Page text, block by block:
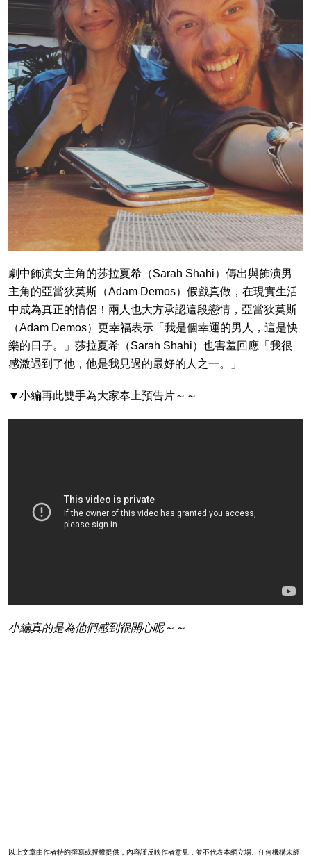
劇中飾演女主角的莎拉夏希（Sarah Shahi）傳出與飾演男
主角的亞當狄莫斯（Adam Demos）假戲真做，在現實生活
中成為真正的情侶！兩人也大方承認這段戀情，亞當狄莫斯
（Adam Demos）更幸福表示「我是個幸運的男人，這是快
樂的日子。」莎拉夏希（Sarah Shahi）也害羞回應「我很
感激遇到了他，他是我見過的最好的人之一。」
▼小編再此雙手為大家奉上預告片～～
小編真的是為他們感到很開心呢～～
以上文章由作者特約撰寫或授權提供，內容謹反映作者意見，並不代表本網立場。任何機構未經